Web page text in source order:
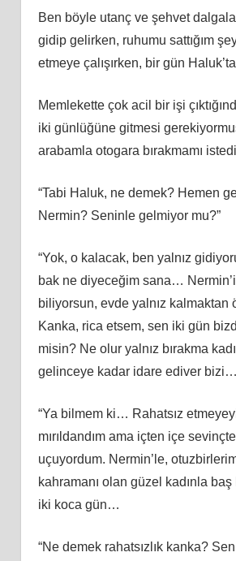
Ben böyle utanç ve şehvet
gidip gelirken, ruhumu sattığım
etmeye çalışırken, bir gün
Memlekette çok acil bir işi
iki günlüğüne gitmesi
arabamla otogara bırakmamı
“Tabi Haluk, ne demek? Hemen
Nermin? Seninle gelmiyor mu?”
“Yok, o kalacak, ben yalnız
bak ne diyeceğim sana…
biliyorsun, evde yalnız kalmaktan
Kanka, rica etsem, sen iki gün
misin? Ne olur yalnız bırakma
gelinceye kadar idare ediver
“Ya bilmem ki… Rahatsız
mırıldandım ama içten içe
uçuyordum. Nermin’le,
kahramanı olan güzel kadınla
iki koca gün…
“Ne demek rahatsızlık kanka?